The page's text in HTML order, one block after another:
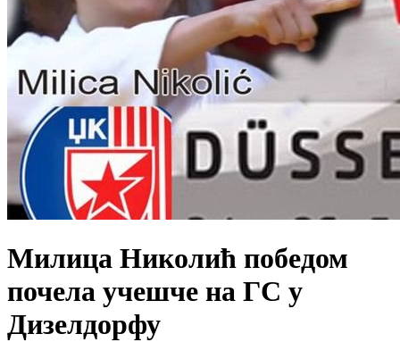
Милица Николић победом
почела учешче на ГС у
Дизелдорфу